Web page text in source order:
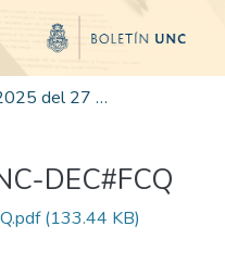
Edición 042/2025 del 27 de agosto de 2025
DEC#FCQ
(133.44 KB)